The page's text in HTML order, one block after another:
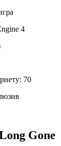
4
70
Gone